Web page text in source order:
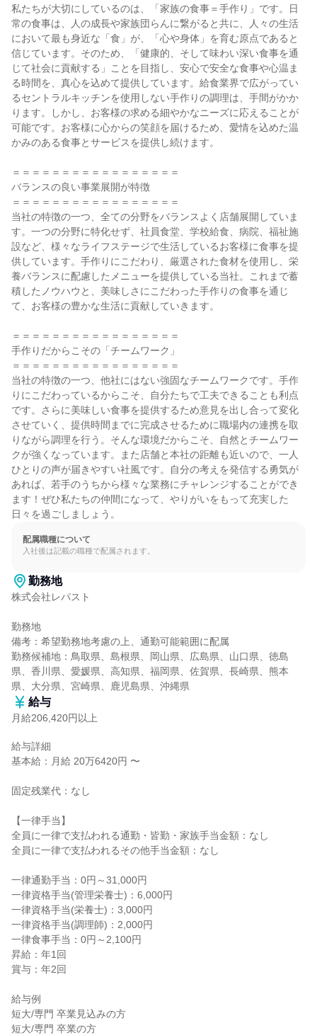
私たちが大切にしているのは、「家族の食事＝手作り」です。日
常の食事は、人の成長や家族団らんに繋がると共に、人々の生活
において最も身近な「食」が、「心や身体」を育む原点であると
信じています。そのため、「健康的、そして味わい深い食事を通
じて社会に貢献する」ことを目指し、安心で安全な食事や心温ま
る時間を、真心を込めて提供しています。給食業界で広がってい
るセントラルキッチンを使用しない手作りの調理は、手間がかか
ります。しかし、お客様の求める細やかなニーズに応えることが
可能です。お客様に心からの笑顔を届けるため、愛情を込めた温
かみのある食事とサービスを提供し続けます。
＝＝＝＝＝＝＝＝＝＝＝＝＝＝＝＝＝
バランスの良い事業展開が特徴
＝＝＝＝＝＝＝＝＝＝＝＝＝＝＝＝＝
当社の特徴の一つ、全ての分野をバランスよく店舗展開していま
す。一つの分野に特化せず、社員食堂、学校給食、病院、福祉施
設など、様々なライフステージで生活しているお客様に食事を提
供しています。手作りにこだわり、厳選された食材を使用し、栄
養バランスに配慮したメニューを提供している当社。これまで蓄
積したノウハウと、美味しさにこだわった手作りの食事を通じ
て、お客様の豊かな生活に貢献していきます。
＝＝＝＝＝＝＝＝＝＝＝＝＝＝＝＝＝
手作りだからこその「チームワーク」
＝＝＝＝＝＝＝＝＝＝＝＝＝＝＝＝＝
当社の特徴の一つ、他社にはない強固なチームワークです。手作
りにこだわっているからこそ、自分たちで工夫できることも利点
です。さらに美味しい食事を提供するため意見を出し合って変化
させていく、提供時間までに完成させるために職場内の連携を取
りながら調理を行う。そんな環境だからこそ、自然とチームワー
クが強くなっています。また店舗と本社の距離も近いので、一人
ひとりの声が届きやすい社風です。自分の考えを発信する勇気が
あれば、若手のうちから様々な業務にチャレンジすることができ
ます！ぜひ私たちの仲間になって、やりがいをもって充実した
日々を過ごしましょう。
配属職種について
入社後は記載の職種で配属されます。
勤務地
株式会社レパスト
勤務地
備考：希望勤務地考慮の上、通勤可能範囲に配属
勤務候補地：鳥取県、島根県、岡山県、広島県、山口県、徳島
県、香川県、愛媛県、高知県、福岡県、佐賀県、長崎県、熊本
県、大分県、宮崎県、鹿児島県、沖縄県
給与
月給206,420円以上
給与詳細
基本給：月給 20万6420円 〜
固定残業代：なし
【一律手当】
全員に一律で支払われる通勤・皆勤・家族手当金額：なし
全員に一律で支払われるその他手当金額：なし
一律通勤手当：0円～31,000円
一律資格手当(管理栄養士)：6,000円
一律資格手当(栄養士)：3,000円
一律資格手当(調理師)：2,000円
一律食事手当：0円～2,100円
昇給：年1回
賞与：年2回
給与例
短大/専門 卒業見込みの方
短大/専門 卒業の方